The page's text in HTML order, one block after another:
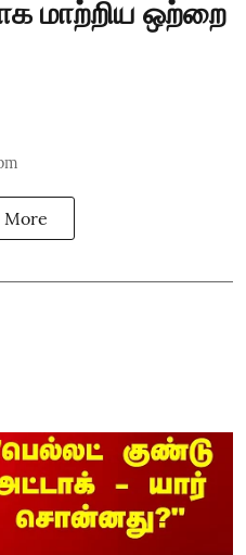
மாற்றிய ஒற்றை
More